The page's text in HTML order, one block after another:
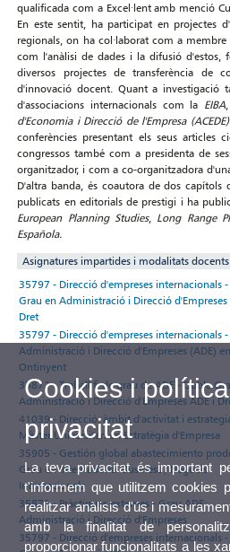
qualificada com a Excel·lent amb menció
En este sentit, ha participat en projectes
regionals, on ha col·laborat com a
com l'anàlisi de dades i la difusió d'estos,
diversos projectes de transferència de
d'innovació docent. Quant a investigació
d'associacions internacionals com la EIBA,
d'Economia i Direcció de l'Empresa (ACEDE)
conferències presentant els seus articles
congressos també com a presidenta de
organitzador, i com a co-organitzadora
D'altra banda, és coautora de dos
publicats en editorials de prestigi i ha
European Planning Studies, Long Range
Española.
Asignatures impartides i modalitats docents
35797 - Direcció d'empreses internacionals
Grau en Administració i Direcció d'Empreses
Dret
35797 - Direcció d'empreses internacionals
Administració i Direcció d'Empreses (ADE) en
Ontinyent
35872 - Treball fi de grau de ADE - Doble
Administració i Direcció d'Empreses ADE i
41039 - Direcció, àmbit d'activitat i
Màster Universitari en Estratègia d'Empresa
35905 - Gestión global abastecimiento
Grau en International Business / Negocis
Internacionals
35871 - Pràctiques externes - Grau ADE:
Administració i Direcció d'Empreses
35797 - Direcció d'empreses internacionals
Cookies i
privacitat
La teva privacitat és important
t'informem que utilitzem cookies
realitzar anàlisis d'ús i
amb la finalitat de
proporcionar funcionalitats a les